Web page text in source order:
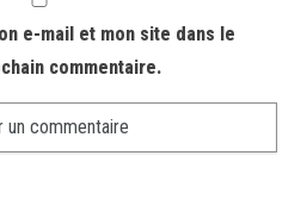
e-mail et mon site dans le
commentaire.